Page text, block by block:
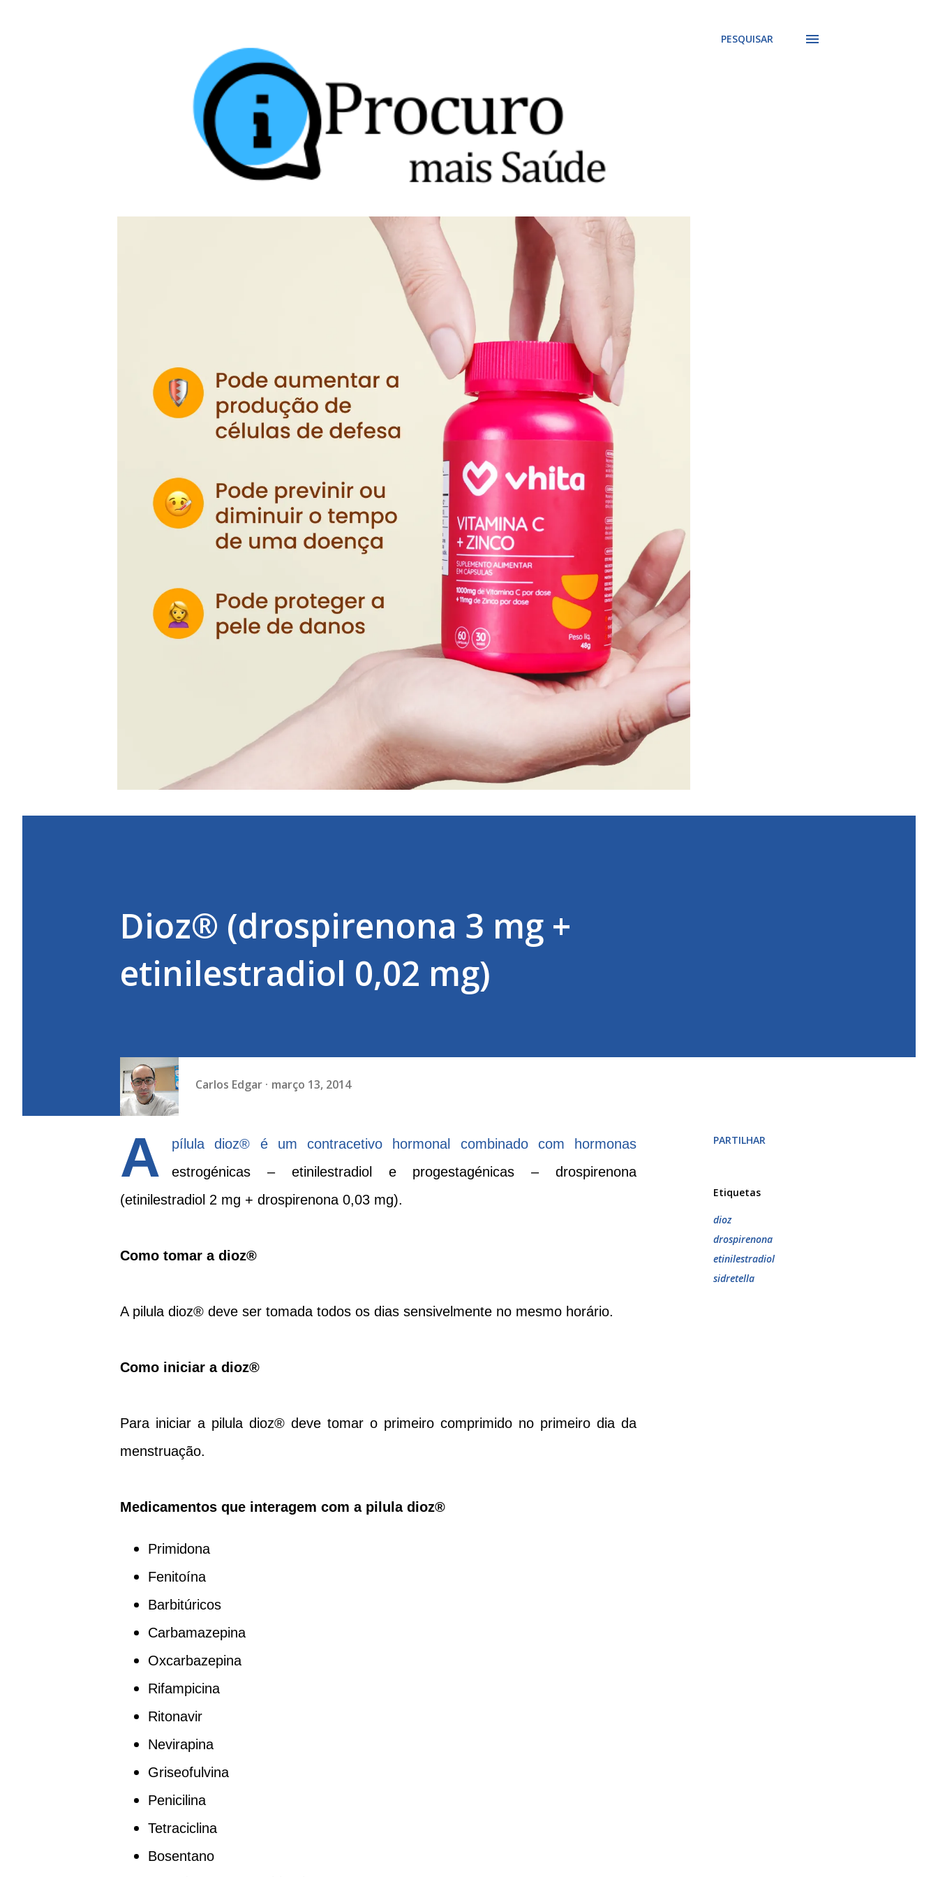
PESQUISAR
Dioz® (drospirenona 3 mg +
etinilestradiol 0,02 mg)
Carlos Edgar março 13, 2014
A píluladioz® é um contracetivo hormonal combinado com hormonas
estrogénicas – etinilestradiol e progestagénicas – drospirenona
(etinilestradiol 2 mg + drospirenona 0,03 mg).
Como tomar a dioz®
A pilula dioz® deve ser tomada todos os dias sensivelmente no mesmo horário.
Como iniciar a dioz®
Para iniciar a pilula dioz® deve tomar o primeiro comprimido no primeiro dia da
menstruação.
Medicamentos que interagem com a pilula dioz®
Primidona
Fenitoína
Barbitúricos
Carbamazepina
Oxcarbazepina
Rifampicina
Ritonavir
Nevirapina
Griseofulvina
Penicilina
Tetraciclina
Bosentano
PARTILHAR
Etiquetas
dioz
drospirenona
etinilestradiol
sidretella